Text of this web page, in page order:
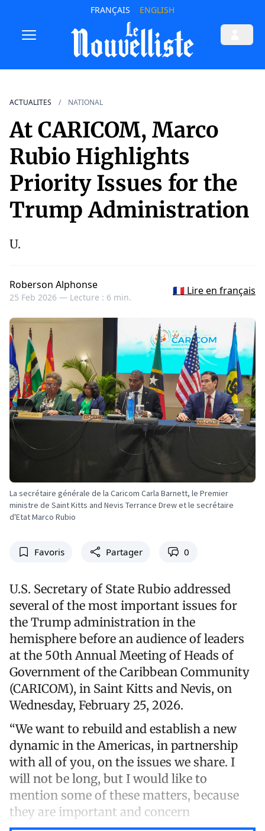
FRANÇAIS ENGLISH
ACTUALITES NATIONAL
At CARICOM, Marco
Rubio Highlights
Priority Issues for the
Trump Administration
U.
Roberson Alphonse
25 Feb 2026 — Lecture : 6 min.
🇫🇷 Lire en français
La secrétaire générale de la Caricom Carla Barnett, le Premier
ministre de Saint Kitts and Nevis Terrance Drew et le secrétaire
d'Etat Marco Rubio
Favoris Partager 0
U.S. Secretary of State Rubio addressed
several of the most important issues for
the Trump administration in the
hemisphere before an audience of leaders
at the 50th Annual Meeting of Heads of
Government of the Caribbean Community
(CARICOM), in Saint Kitts and Nevis, on
Wednesday, February 25, 2026.
“We want to rebuild and establish a new
dynamic in the Americas, in partnership
with all of you, on the issues we share. I
will not be long, but I would like to
mention some of these matters, because
they are important and concern